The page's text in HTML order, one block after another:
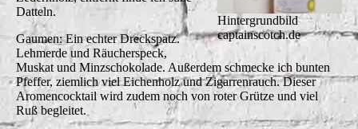
Hintergrundbild
captainscotch.de
Datteln.
Gaumen: Ein echter Dreckspatz.
Lehmerde und Räucherspeck,
Muskat und Minzschokolade. Außerdem schmecke ich bunten
Pfeffer, ziemlich viel Eichenholz und Zigarrenrauch. Dieser
Aromencocktail wird zudem noch von roter Grütze und viel
Ruß begleitet.